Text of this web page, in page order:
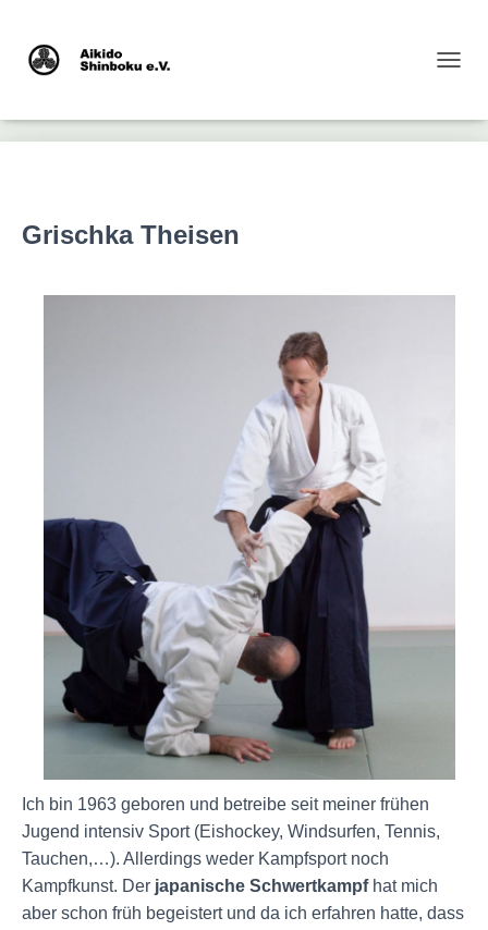
Grischka Theisen
Ich bin 1963 geboren und betreibe seit meiner frühen
Jugend intensiv Sport (Eishockey, Windsurfen, Tennis,
Tauchen,…). Allerdings weder Kampfsport noch
Kampfkunst. Der japanische Schwertkampfhat mich
aber schon früh begeistert und da ich erfahren hatte, dass